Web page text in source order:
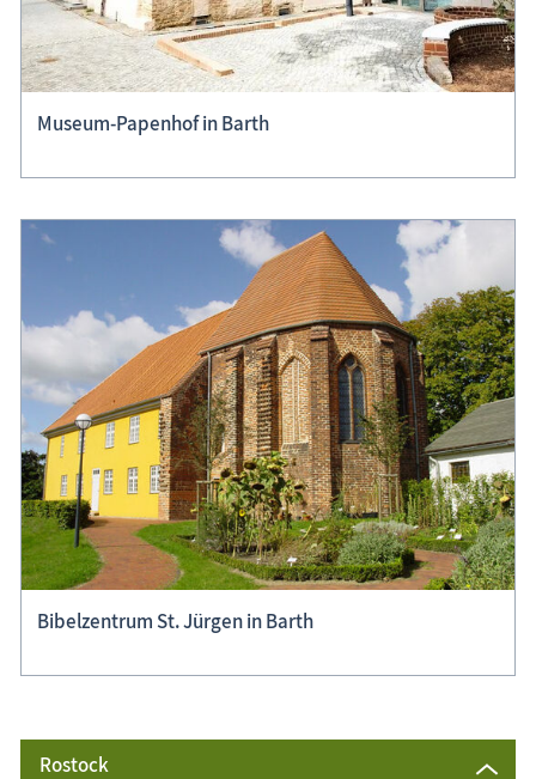
Museum-Papenhof in Barth
Bibelzentrum St. Jürgen in Barth
Rostock